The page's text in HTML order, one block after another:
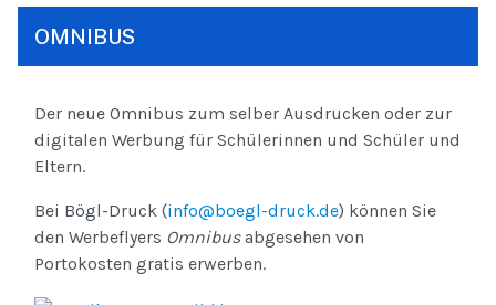
OMNIBUS
Der neue Omnibus zum selber Ausdrucken oder zur
digitalen Werbung für Schülerinnen und Schüler und
Eltern.
Bei Bögl-Druck (info@boegl-druck.de) können Sie
den Werbeflyers Omnibusabgesehen von
Portokosten gratis erwerben.